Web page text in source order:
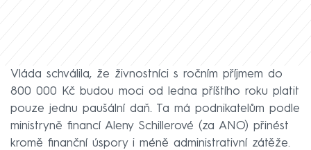
Vláda schválila, že živnostníci s ročním příjmem do
800 000 Kč budou moci od ledna příštího roku platit
pouze jednu paušální daň. Ta má podnikatelům podle
ministryně financí Aleny Schillerové (za ANO) přinést
kromě finanční úspory i méně administrativní zátěže.